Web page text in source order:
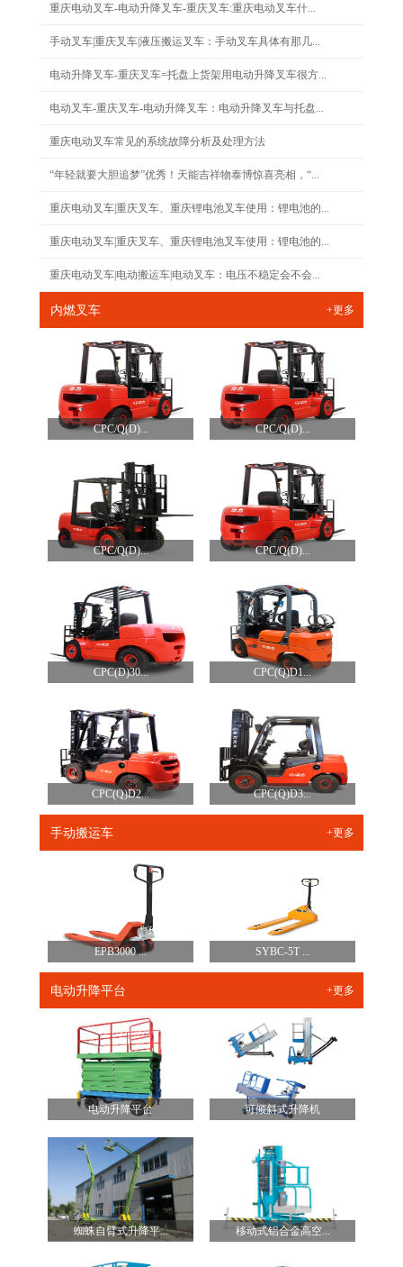
重庆电动叉车-电动升降叉车-重庆叉车:重庆电动叉车什...
手动叉车|重庆叉车|液压搬运叉车：手动叉车具体有那几...
电动升降叉车-重庆叉车=托盘上货架用电动升降叉车很方...
电动叉车-重庆叉车-电动升降叉车：电动升降叉车与托盘...
重庆电动叉车常见的系统故障分析及处理方法
“年轻就要大胆追梦”优秀！天能吉祥物泰博惊喜亮相，“...
重庆电动叉车|重庆叉车、重庆锂电池叉车使用：锂电池的...
重庆电动叉车|重庆叉车、重庆锂电池叉车使用：锂电池的...
重庆电动叉车|电动搬运车|电动叉车：电压不稳定会不会...
内燃叉车 +更多
CPC/Q(D)... CPC/Q(D)...
CPC/Q(D)... CPC/Q(D)...
CPC(D)30... CPC(Q)D1...
CPC(Q)D2... CPC(Q)D3...
手动搬运车 +更多
EPB3000 ... SYBC-5T ...
电动升降平台 +更多
电动升降平台 可倾斜式升降机
蜘蛛自臂式升降平... 移动式铝合金高空...